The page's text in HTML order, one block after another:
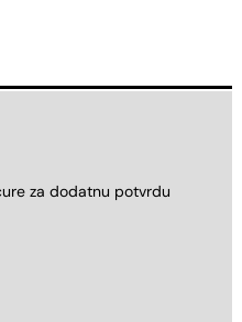
za dodatnu potvrdu